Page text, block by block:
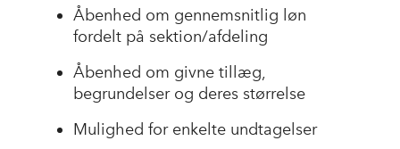
Åbenhed om gennemsnitlig løn
fordelt på sektion/afdeling
Åbenhed om givne tillæg,
begrundelser og deres størrelse
Mulighed for enkelte undtagelser